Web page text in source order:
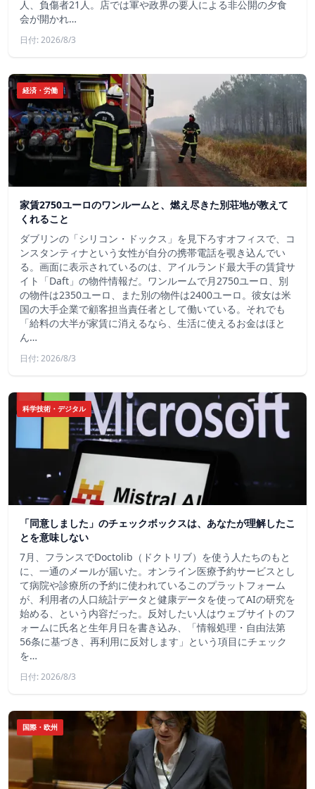
人、負傷者21人。店では軍や政界の要人による非公開の夕食
会が開かれ…
日付: 2026/8/3
経済・労働
家賃2750ユーロのワンルームと、燃え尽きた別荘地が教えて
くれること
ダブリンの「シリコン・ドックス」を見下ろすオフィスで、コ
ンスタンティナという女性が自分の携帯電話を覗き込んでい
る。画面に表示されているのは、アイルランド最大手の賃貸サ
イト「Daft」の物件情報だ。ワンルームで月2750ユーロ、別
の物件は2350ユーロ、また別の物件は2400ユーロ。彼女は米
国の大手企業で顧客担当責任者として働いている。それでも
「給料の大半が家賃に消えるなら、生活に使えるお金はほと
ん…
日付: 2026/8/3
科学技術・デジタル
「同意しました」のチェックボックスは、あなたが理解したこ
とを意味しない
7月、フランスでDoctolib（ドクトリブ）を使う人たちのもと
に、一通のメールが届いた。オンライン医療予約サービスとし
て病院や診療所の予約に使われているこのプラットフォーム
が、利用者の人口統計データと健康データを使ってAIの研究を
始める、という内容だった。反対したい人はウェブサイトのフ
ォームに氏名と生年月日を書き込み、「情報処理・自由法第
56条に基づき、再利用に反対します」という項目にチェック
を…
日付: 2026/8/3
国際・欧州